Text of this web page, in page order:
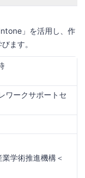
」を活用し、作
ます。
ワークサポートセ
学術推進機構＜